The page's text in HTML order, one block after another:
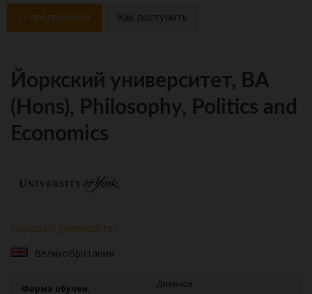
О программме Как поступить
Йоркский университет, BA
(Hons), Philosophy, Politics and
Economics
Йоркский университет
Великобритания
Форма обучен. Дневное